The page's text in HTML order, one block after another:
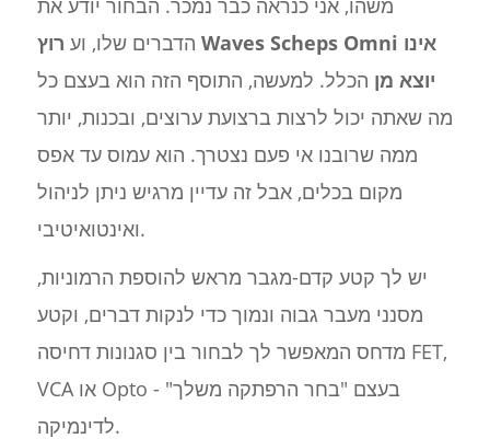
הדברים שלו, וע רוץ Waves Scheps Omni אינו
יוצא מן הכלל. למעשה, התוסף הזה הוא בעצם כל
מה שאתה יכול לרצות ברצועת ערוצים, ובכנות, יותר
ממה שרובנו אי פעם נצטרך. הוא עמוס עד אפס
מקום בכלים, אבל זה עדיין מרגיש ניתן לניהול
ואינטואיטיבי.
יש לך קטע קדם-מגבר מראש להוספת הרמוניות,
מסנני מעבר גבוה ונמוך כדי לנקות דברים, וקטע
מדחס המאפשר לך לבחור בין סגנונות דחיסה FET,
VCA או Opto - בעצם "בחר הרפתקה משלך"
לדינמיקה.